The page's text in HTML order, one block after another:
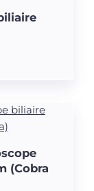
(Cobra